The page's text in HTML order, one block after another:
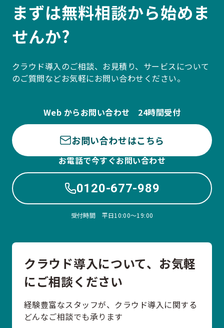
まずは無料相談から始めま
せんか?
クラウド導入のご相談、お見積り、サービスについて
のご質問などお気軽にお問い合わせください。
Web からお問い合わせ 24時間受付
お問い合わせはこちら
お電話で今すぐお問い合わせ
0120-677-989
受付時間 平日10:00〜19:00
クラウド導入について、お気軽
にご相談ください
経験豊富なスタッフが、クラウド導入に関する
どんなご相談でも承ります